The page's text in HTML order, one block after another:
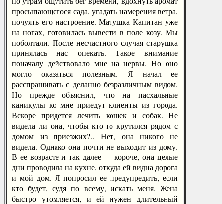
просыпающегося сада, угадать намерения ветра,
почуять его настроение. Матушка Капитан уже
на ногах, готовилась вывести в поле козу. Мы
поболтали. После несчастного случая старушка
принялась нас опекать. Такое внимание
поначалу действовало мне на нервы. Но оно
могло оказаться полезным. Я начал ее
расспрашивать с деланно безразличным видом.
Но прежде объяснил, что на пасхальные
каникулы ко мне приедут клиенты из города.
Вскоре придется лечить кошек и собак. Не
видела ли она, чтобы кто-то крутился рядом с
домом из приезжих?.. Нет, она никого не
видела. Однако она почти не выходит из дому.
В ее возрасте и так далее — короче, она целые
дни проводила на кухне, откуда ей видна дорога
и мой дом. Я попросил ее предупредить, если
кто будет, судя по всему, искать меня. Жена
быстро утомляется, и ей нужен длительный